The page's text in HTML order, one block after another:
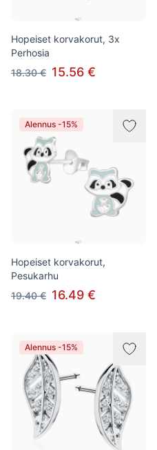
Hopeiset korvakorut, 3x
Perhosia
18.30 € 15.56 €
Alennus -15%
Hopeiset korvakorut,
Pesukarhu
19.40 € 16.49 €
Alennus -15%